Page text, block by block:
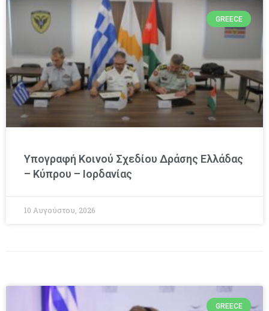
GREECE
Υπογραφή Κοινού Σχεδίου Δράσης Ελλάδας
– Κύπρου – Ιορδανίας
10 Αυγούστου, 2026
GREECE